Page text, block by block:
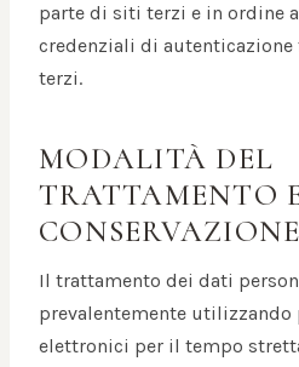
parte di siti terzi e in ordine
credenziali di
terzi.
MODALITÀ DEL
TRATTAMENTO
Il trattamento dei dati
prevalentemente
elettronici per il tempo